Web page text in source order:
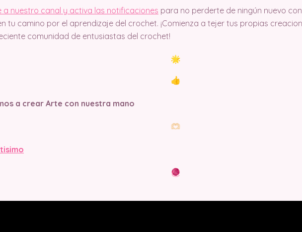
a nuestro canal y activa las notificaciones para no perderte de ningún nuevo
tu camino por el aprendizaje del crochet. ¡Comienza a tejer tus propias
comunidad de entusiastas del crochet!
a crear Arte con nuestra mano